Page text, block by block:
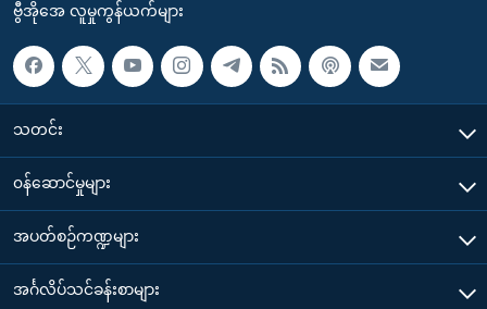
ဗွီအိုအေ လူမှုကွန်ယက်များ
သတင်း
၀န်ဆောင်မှုများ
အပတ်စဉ်ကဏ္ဍများ
အင်္ဂလိပ်သင်ခန်းစာများ